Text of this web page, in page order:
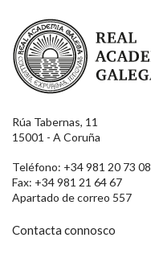
Real Academia Galega
Rúa Tabernas, 11
15001 - A Coruña
Teléfono: +34 981 20 73 08
Fax: +34 981 21 64 67
Apartado de correo 557
Contacta connosco